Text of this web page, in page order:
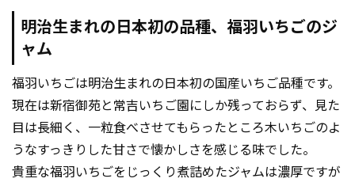
明治生まれの日本初の品種、福羽いちごのジ
ャム
福羽いちごは明治生まれの日本初の国産いちご品種です。
現在は新宿御苑と常吉いちご園にしか残っておらず、見た
目は長細く、一粒食べさせてもらったところ木いちごのよ
うなすっきりした甘さで懐かしさを感じる味でした。
貴重な福羽いちごをじっくり煮詰めたジャムは濃厚ですが